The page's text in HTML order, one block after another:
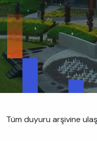
Tüm duyuru arşivine